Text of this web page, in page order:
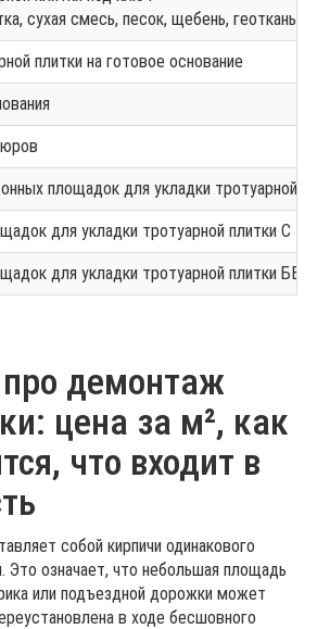
сухая смесь, песок, щебень, геоткань,
плитки на готовое основание
площадок для укладки тротуарной
для укладки тротуарной плитки С
для укладки тротуарной плитки БЕЗ
демонтаж
цена за м², как
что входит в
собой кирпичи одинакового
означает, что небольшая площадь
или подъездной дорожки может
в ходе бесшовного